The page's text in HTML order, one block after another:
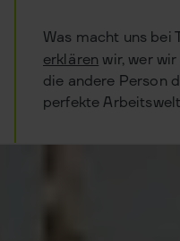
Was macht uns bei
erklären wir, wer
die andere Person
perfekte